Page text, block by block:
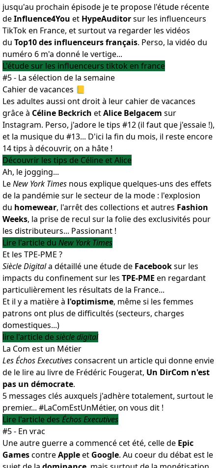
jusqu'au prochain épisode je te propose l'étude récente
deInfluence4You et HypeAuditorsur les influenceurs
TikTok en France, et surtout va regarder les vidéos
du Top10 des influenceurs français. Perso, la vidéo du
numéro 6 m'a donné le vertige...
L'étude sur les influenceurs tiktok en france
#5 - La sélection de la semaine
Cahier de vacances 📒
Les adultes aussi ont droit à leur cahier de vacances
grâce à Céline Beckrich etAlice Belgacem sur
Instagram. Perso, j'adore le tips #12 (il faut que j'essaie !),
et la musique du #13... D'ici la fin du mois, il reste encore
14 tips à découvrir, on a hâte !
Découvrir les tips de Céline et Alice
Ah, le jogging...
LeNew York Times nous explique quelques-uns des effets
de la pandémie sur le secteur de la mode : l'explosion
du homewear, l'arrêt des collections et autres Fashion
Weeks, la prise de recul sur la folie des exclusivités pour
les distributeurs... Passionant !
Lire l'article du New York Times
Et les TPE-PME ?
Siècle Digitala détaillé une étude de Facebooksur les
impacts du confinement sur les TPE-PME en regardant
particulièrement les résultats de la France...
Et il y a matière à l'optimisme, même si les femmes
patrons ont plus de difficultés (secteurs, charges
domestiques...)
lire l'article de siècle digital
La Com est un Métier
Les Échos Executivesconsacrent un article qui donne envie
de le lire au livre de Frédéric Fougerat, Un DirCom n'est
pas un démocrate.
5 messages clés auxquels j'adhère totalement, surtout le
premier... #LaComEstUnMétier, on vous dit !
Lire l'article des Échos Executives
#5 - En vrac
Une autre guerre a commencé cet été, celle de Epic
GamescontreAppleet Google. Au coeur du débatest le